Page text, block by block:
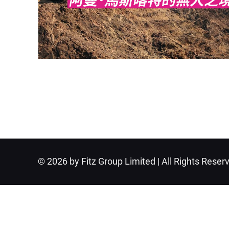
© 2026 by Fitz Group Limited | All Rights